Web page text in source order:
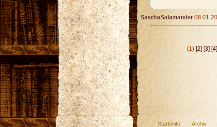
SaschaSalamander
(1) [2] [3] [4]
Startseite Archiv